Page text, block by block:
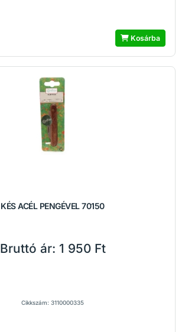
Kosárba
KÉS ACÉL PENGÉVEL 70150
Bruttó ár: 1 950 Ft
Cikkszám: 3110000335